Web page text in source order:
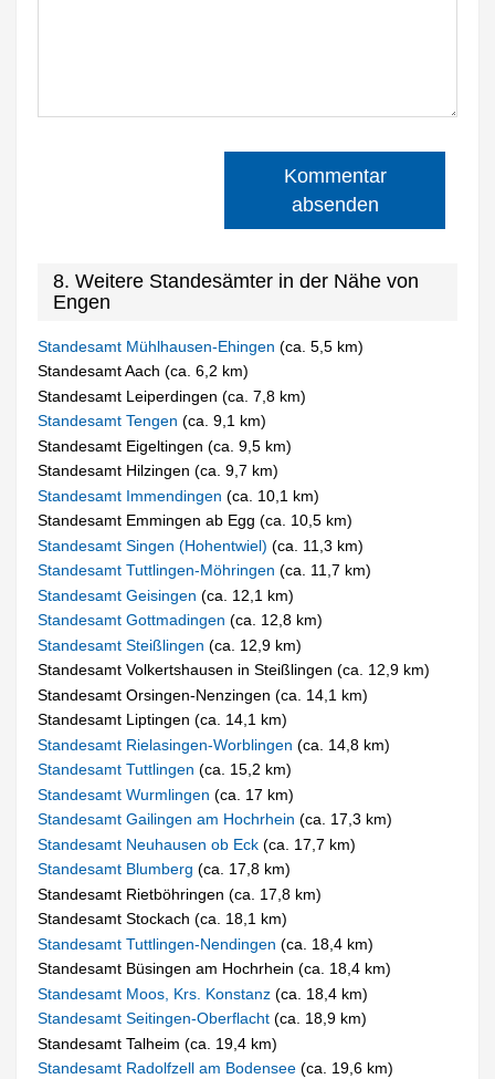
Kommentar
absenden
8. Weitere Standesämter in der Nähe von
Engen
Standesamt Mühlhausen-Ehingen(ca. 5,5 km)
Standesamt Aach (ca. 6,2 km)
Standesamt Leiperdingen (ca. 7,8 km)
Standesamt Tengen(ca. 9,1 km)
Standesamt Eigeltingen (ca. 9,5 km)
Standesamt Hilzingen (ca. 9,7 km)
Standesamt Immendingen(ca. 10,1 km)
Standesamt Emmingen ab Egg (ca. 10,5 km)
Standesamt Singen (Hohentwiel)(ca. 11,3 km)
Standesamt Tuttlingen-Möhringen(ca. 11,7 km)
Standesamt Geisingen(ca. 12,1 km)
Standesamt Gottmadingen(ca. 12,8 km)
Standesamt Steißlingen(ca. 12,9 km)
Standesamt Volkertshausen in Steißlingen (ca. 12,9 km)
Standesamt Orsingen-Nenzingen (ca. 14,1 km)
Standesamt Liptingen (ca. 14,1 km)
Standesamt Rielasingen-Worblingen(ca. 14,8 km)
Standesamt Tuttlingen(ca. 15,2 km)
Standesamt Wurmlingen(ca. 17 km)
Standesamt Gailingen am Hochrhein(ca. 17,3 km)
Standesamt Neuhausen ob Eck(ca. 17,7 km)
Standesamt Blumberg(ca. 17,8 km)
Standesamt Rietböhringen (ca. 17,8 km)
Standesamt Stockach (ca. 18,1 km)
Standesamt Tuttlingen-Nendingen(ca. 18,4 km)
Standesamt Büsingen am Hochrhein (ca. 18,4 km)
Standesamt Moos, Krs. Konstanz(ca. 18,4 km)
Standesamt Seitingen-Oberflacht(ca. 18,9 km)
Standesamt Talheim (ca. 19,4 km)
Standesamt Radolfzell am Bodensee(ca. 19,6 km)